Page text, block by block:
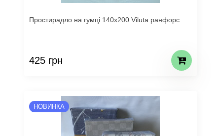
Простирадло на гумці 140х200 Viluta ранфорс
425 грн
НОВИНКА